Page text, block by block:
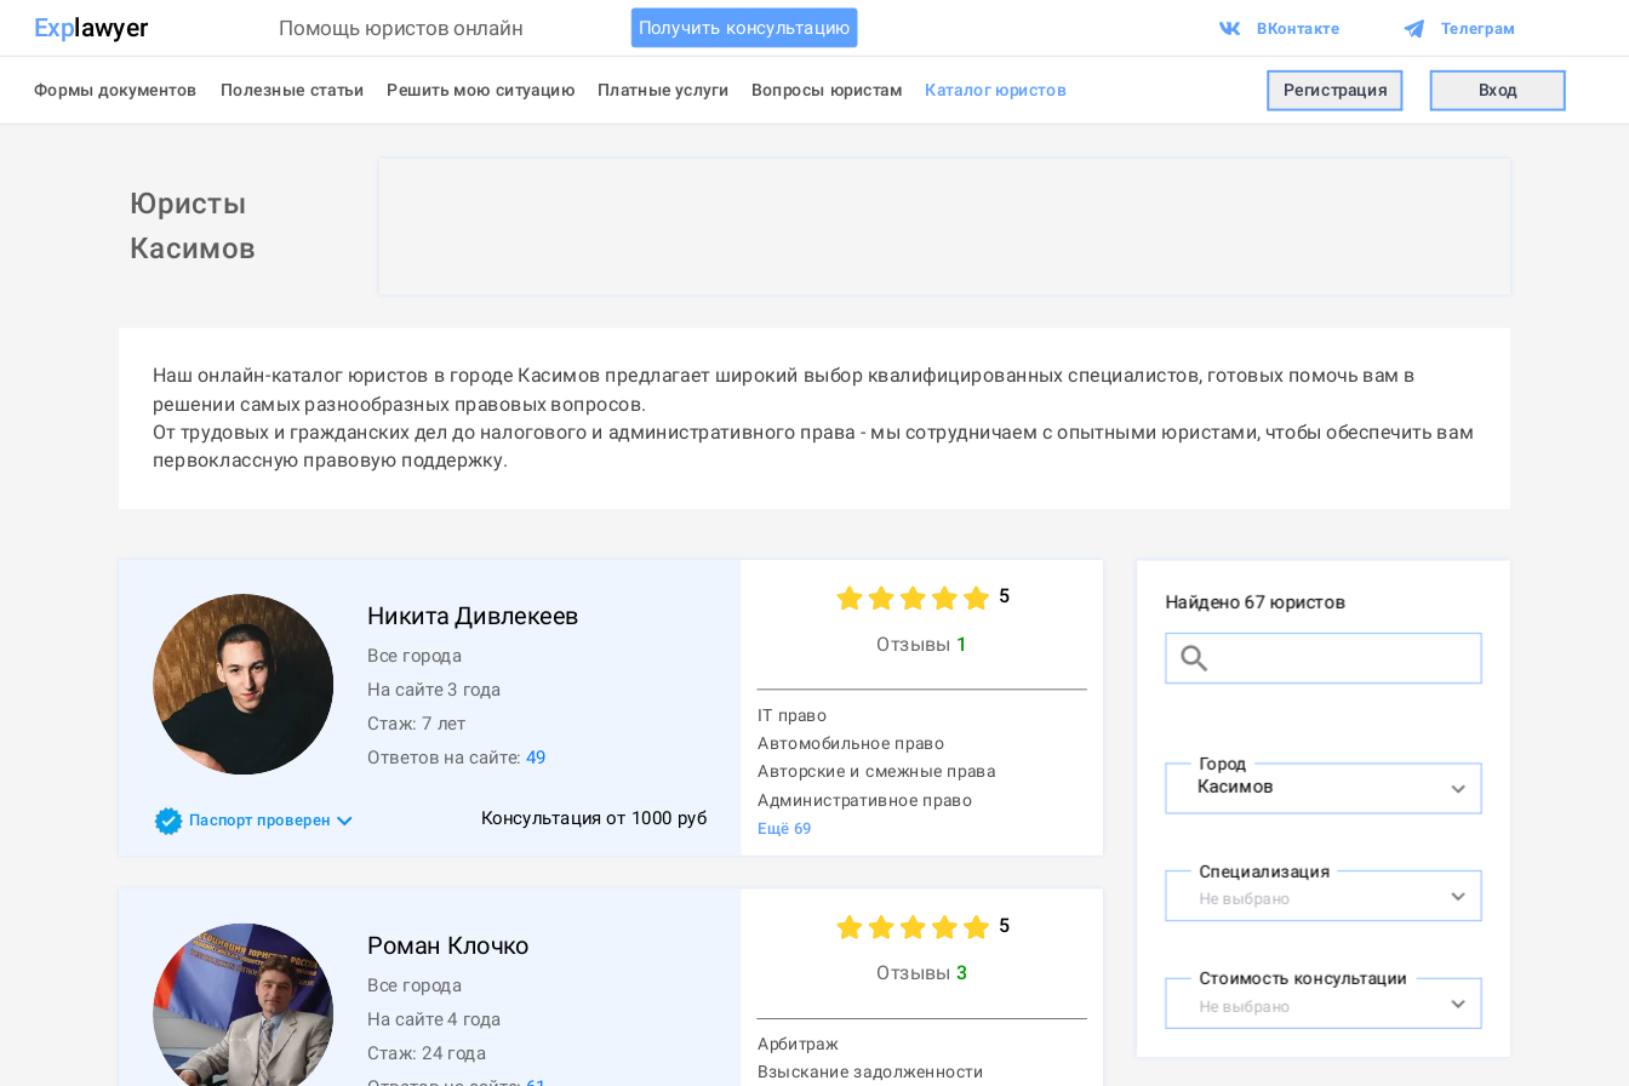
Explawyer Помощь юристов онлайн Получить консультацию ВКонтакте Телеграм
Формы документов Полезные статьи Решить мою ситуацию Платные услуги Вопросы юристам Каталог юристов Регистрация Вход
Юристы
Касимов
Наш онлайн-каталог юристов в городе Касимов предлагает широкий выбор квалифицированных специалистов, готовых помочь вам в
решении самых разнообразных правовых вопросов.
От трудовых и гражданских дел до налогового и административного права - мы сотрудничаем с опытными юристами, чтобы обеспечить вам
первоклассную правовую поддержку.
Никита Дивлекеев
Все города
На сайте 3 года
Стаж:7 лет
Ответов на сайте: 49
Паспорт проверен Консультация от 1000 руб
5
Отзывы 1
IT право
Автомобильное право
Авторские и смежные права
Административное право
Ещё 69
Роман Клочко
Все города
На сайте 4 года
Стаж: 24 года
5
Отзывы 3
Арбитраж
Взыскание задолженности
Найдено 67 юристов
Город
Специализация
Не выбрано
Стоимость консультации
Не выбрано